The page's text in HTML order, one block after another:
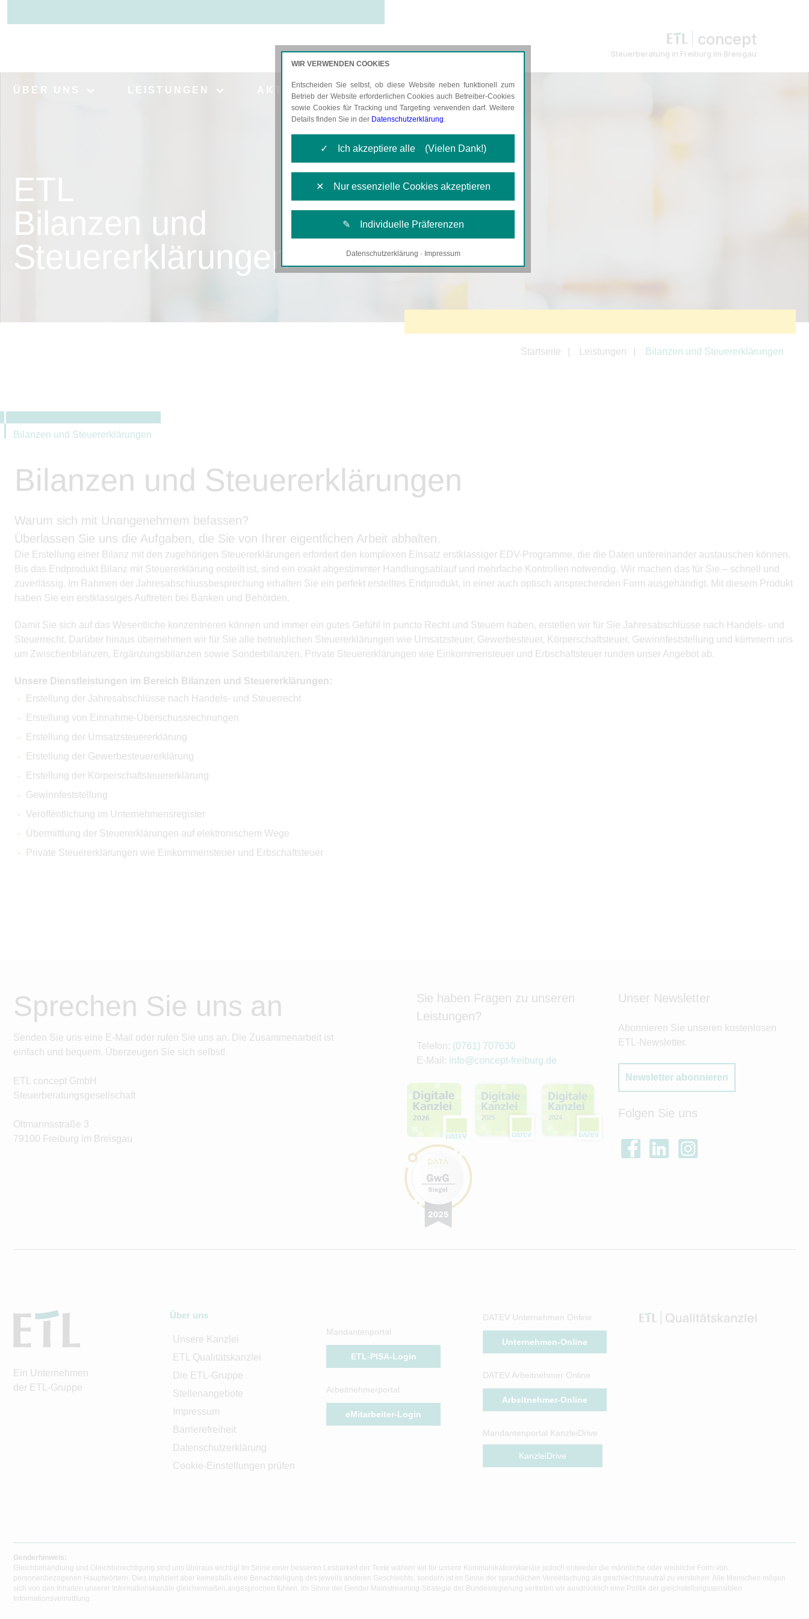
concept
Steuerberatung in Freiburg im Breisgau
ÜBER UNS LEISTUNGEN AKTUELLES KARRIERE
ETL
Bilanzen und
Steuererklärungen
Startseite Leistungen Bilanzen und Steuererklärungen
Bilanzen und Steuererklärungen
Bilanzen und Steuererklärungen
Warum sich mit Unangenehmem befassen?
Überlassen Sie uns die Aufgaben, die Sie von Ihrer eigentlichen Arbeit abhalten.
Die Erstellung einer Bilanz mit den zugehörigen Steuererklärungen erfordert den komplexen Einsatz erstklassiger EDV-Programme, die die Daten untereinander austauschen können.
Bis das Endprodukt Bilanz mit Steuererklärung erstellt ist, sind ein exakt abgestimmter Handlungsablauf und mehrfache Kontrollen notwendig. Wir machen das für Sie – schnell und
zuverlässig. Im Rahmen der Jahresabschlussbesprechung erhalten Sie ein perfekt erstelltes Endprodukt, in einer auch optisch ansprechenden Form ausgehändigt. Mit diesem Produkt
haben Sie ein erstklassiges Auftreten bei Banken und Behörden.
Damit Sie sich auf das Wesentliche konzentrieren können und immer ein gutes Gefühl in puncto Recht und Steuern haben, erstellen wir für Sie Jahresabschlüsse nach Handels- und
Steuerrecht. Darüber hinaus übernehmen wir für Sie alle betrieblichen Steuererklärungen wie Umsatzsteuer, Gewerbesteuer, Körperschaftsteuer, Gewinnfeststellung und kümmern uns
um Zwischenbilanzen, Ergänzungsbilanzen sowie Sonderbilanzen. Private Steuererklärungen wie Einkommensteuer und Erbschaftsteuer runden unser Angebot ab.
Unsere Dienstleistungen im Bereich Bilanzen und Steuererklärungen:
Erstellung der Jahresabschlüsse nach Handels- und Steuerrecht
Erstellung von Einnahme-Überschussrechnungen
Erstellung der Umsatzsteuererklärung
Erstellung der Gewerbesteuererklärung
Erstellung der Körperschaftsteuererklärung
Gewinnfeststellung
Veröffentlichung im Unternehmensregister
Übermittlung der Steuererklärungen auf elektronischem Wege
Private Steuererklärungen wie Einkommensteuer und Erbschaftsteuer
Sprechen Sie uns an
Senden Sie uns eine E-Mail oder rufen Sie uns an. Die Zusammenarbeit ist
einfach und bequem. Überzeugen Sie sich selbst!
ETL concept GmbH
Steuerberatungsgesellschaft
Oltmannsstraße 3
79100 Freiburg im Breisgau
Sie haben Fragen zu unseren
Leistungen?
Telefon: (0761) 707630
E-Mail: info@concept-freiburg.de
Unser Newsletter
Abonnieren Sie unseren kostenlosen
ETL-Newsletter.
Newsletter abonnieren
Folgen Sie uns
Ein Unternehmen
der ETL-Gruppe
Über uns
Unsere Kanzlei
ETL Qualitätskanzlei
Die ETL-Gruppe
Stellenangebote
Impressum
Barrierefreiheit
Datenschutzerklärung
Cookie-Einstellungen prüfen
Mandantenportal
ETL-PISA-Login
Arbeitnehmerportal
eMitarbeiter-Login
DATEV Unternehmen Online
Unternehmen-Online
DATEV Arbeitnehmer Online
Arbeitnehmer-Online
Mandantenportal KanzleiDrive
KanzleiDrive
Genderhinweis:
Gleichbehandlung und Gleichberechtigung sind uns überaus wichtig! Im Sinne einer besseren Lesbarkeit der Texte wählen wir für unsere Kommunikationskanäle jedoch entweder die männliche oder weibliche Form von
personenbezogenen Hauptwörtern. Dies impliziert aber keinesfalls eine Benachteiligung des jeweils anderen Geschlechts, sondern ist im Sinne der sprachlichen Vereinfachung als geschlechtsneutral zu verstehen. Alle Menschen mögen
sich von den Inhalten unserer Informationskanäle gleichermaßen angesprochen fühlen. Im Sinne der Gender Mainstreaming-Strategie der Bundesregierung vertreten wir ausdrücklich eine Politik der gleichstellungssensiblen
Informationsvermittlung.
WIR VERWENDEN COOKIES
Entscheiden Sie selbst, ob diese Website neben funktionell zum
Betrieb der Website erforderlichen Cookies auch Betreiber-Cookies
sowie Cookies für Tracking und Targeting verwenden darf. Weitere
Details finden Sie in der Datenschutzerklärung.
✓ Ich akzeptiere alle (Vielen Dank!)
✕ Nur essenzielle Cookies akzeptieren
✎ Individuelle Präferenzen
Notwendige Cookies
Datenschutzerklärung · Impressum